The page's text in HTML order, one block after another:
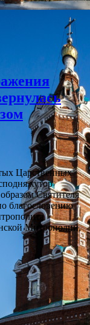
Царственных
хутор
Святителя
благословению
Митрополии,